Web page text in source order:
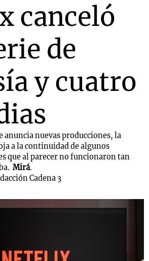
canceló
de
y cuatro
anuncia nuevas producciones, la
a la continuidad de algunos
que al parecer no funcionaron tan
Mirá.
Cadena 3